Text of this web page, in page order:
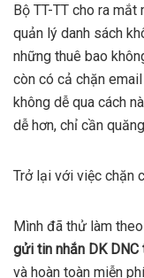
Bộ TT-TT cho ra
quản lý danh sách
những thuê bao
còn có cả chặn
không dễ qua cách
dễ hơn, chỉ cần
Trở lại với việc chặn
Mình đã thử làm
gửi tin nhắn DK
và hoàn toàn miễn